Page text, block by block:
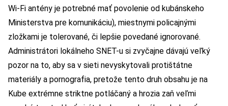
Wi-Fi antény je potrebné mať povolenie od kubánskeho
Ministerstva pre komunikáciu), miestnymi policajnými
zložkami je tolerované, či lepšie povedané ignorované.
Administrátori lokálneho SNET-u si zvyčajne dávajú veľký
pozor na to, aby sa v sieti nevyskytovali protištátne
materiály a pornografia, pretože tento druh obsahu je na
Kube extrémne striktne potláčaný a hrozia zaň veľmi